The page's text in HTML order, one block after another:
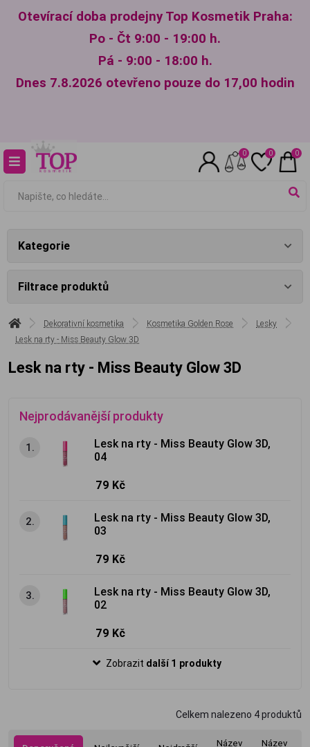
Otevírací doba prodejny Top Kosmetik Praha:
Po - Čt 9:00 - 19:00 h.
Pá - 9:00 - 18:00 h.
Dnes 7.8.2026 otevřeno pouze do 17,00 hodin
0 0 0
Kategorie
Filtrace produktů
Dekorativní kosmetika Kosmetika Golden Rose
Lesky
Lesk na rty - Miss Beauty Glow 3D
Lesk na rty - Miss Beauty Glow 3D
Nejprodávanější produkty
1.
Lesk na rty - Miss Beauty Glow 3D,
04
79 Kč
2.
Lesk na rty - Miss Beauty Glow 3D,
03
79 Kč
3.
Lesk na rty - Miss Beauty Glow 3D,
02
79 Kč
Zobrazit další 1 produkty
Celkem nalezeno 4produktů
Název
Název